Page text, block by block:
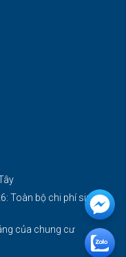
Toàn bộ chi phí sinh
của chung cư